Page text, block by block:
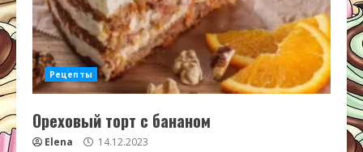
Рецепты
Ореховый торт с бананом
Elena 14.12.2023